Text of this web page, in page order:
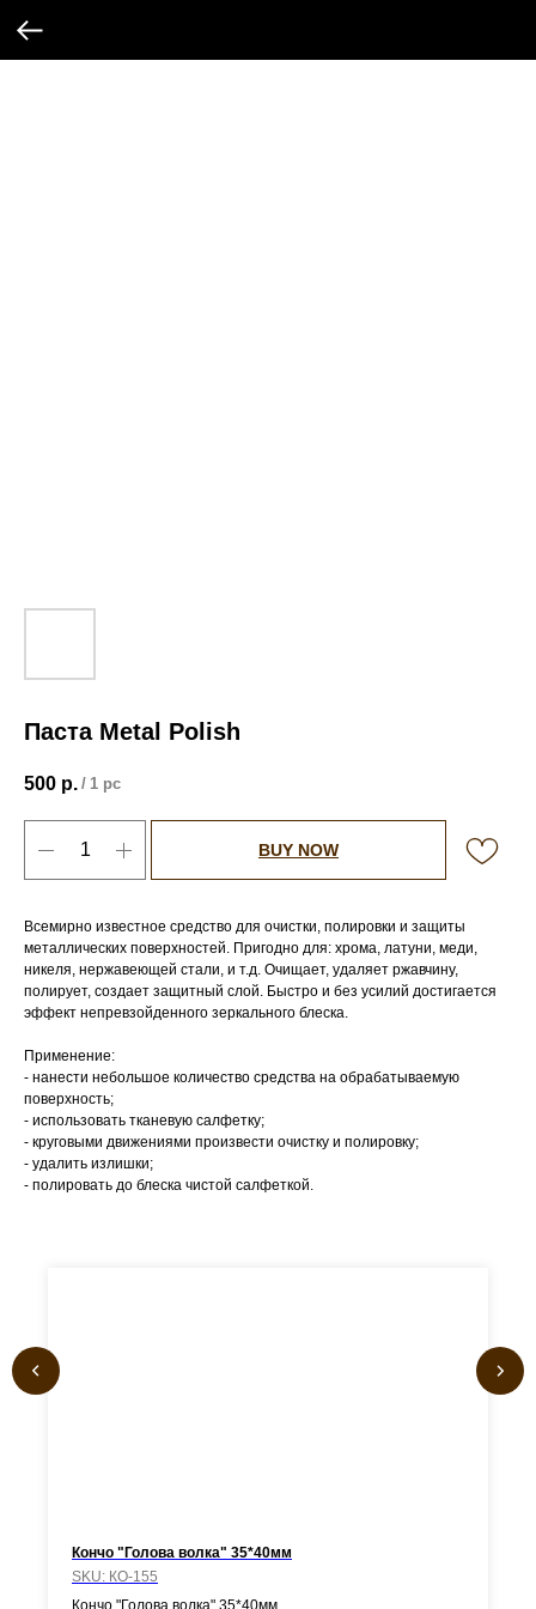
Паста Metal Polish
500 р. / 1 pc
BUY NOW
Всемирно известное средство для очистки, полировки и защиты
металлических поверхностей. Пригодно для: хрома, латуни, меди,
никеля, нержавеющей стали, и т.д. Очищает, удаляет ржавчину,
полирует, создает защитный слой. Быстро и без усилий достигается
эффект непревзойденного зеркального блеска.
Применение:
- нанести небольшое количество средства на обрабатываемую
поверхность;
- использовать тканевую салфетку;
- круговыми движениями произвести очистку и полировку;
- удалить излишки;
- полировать до блеска чистой салфеткой.
Кончо "Голова волка" 35*40мм
SKU: КО-155
Кончо "Голова волка" 35*40мм